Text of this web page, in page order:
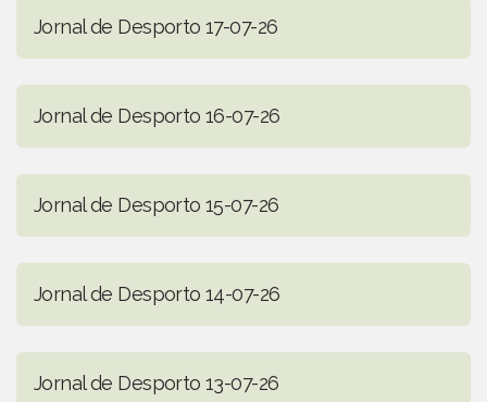
Jornal de Desporto 17-07-26
Jornal de Desporto 16-07-26
Jornal de Desporto 15-07-26
Jornal de Desporto 14-07-26
Jornal de Desporto 13-07-26